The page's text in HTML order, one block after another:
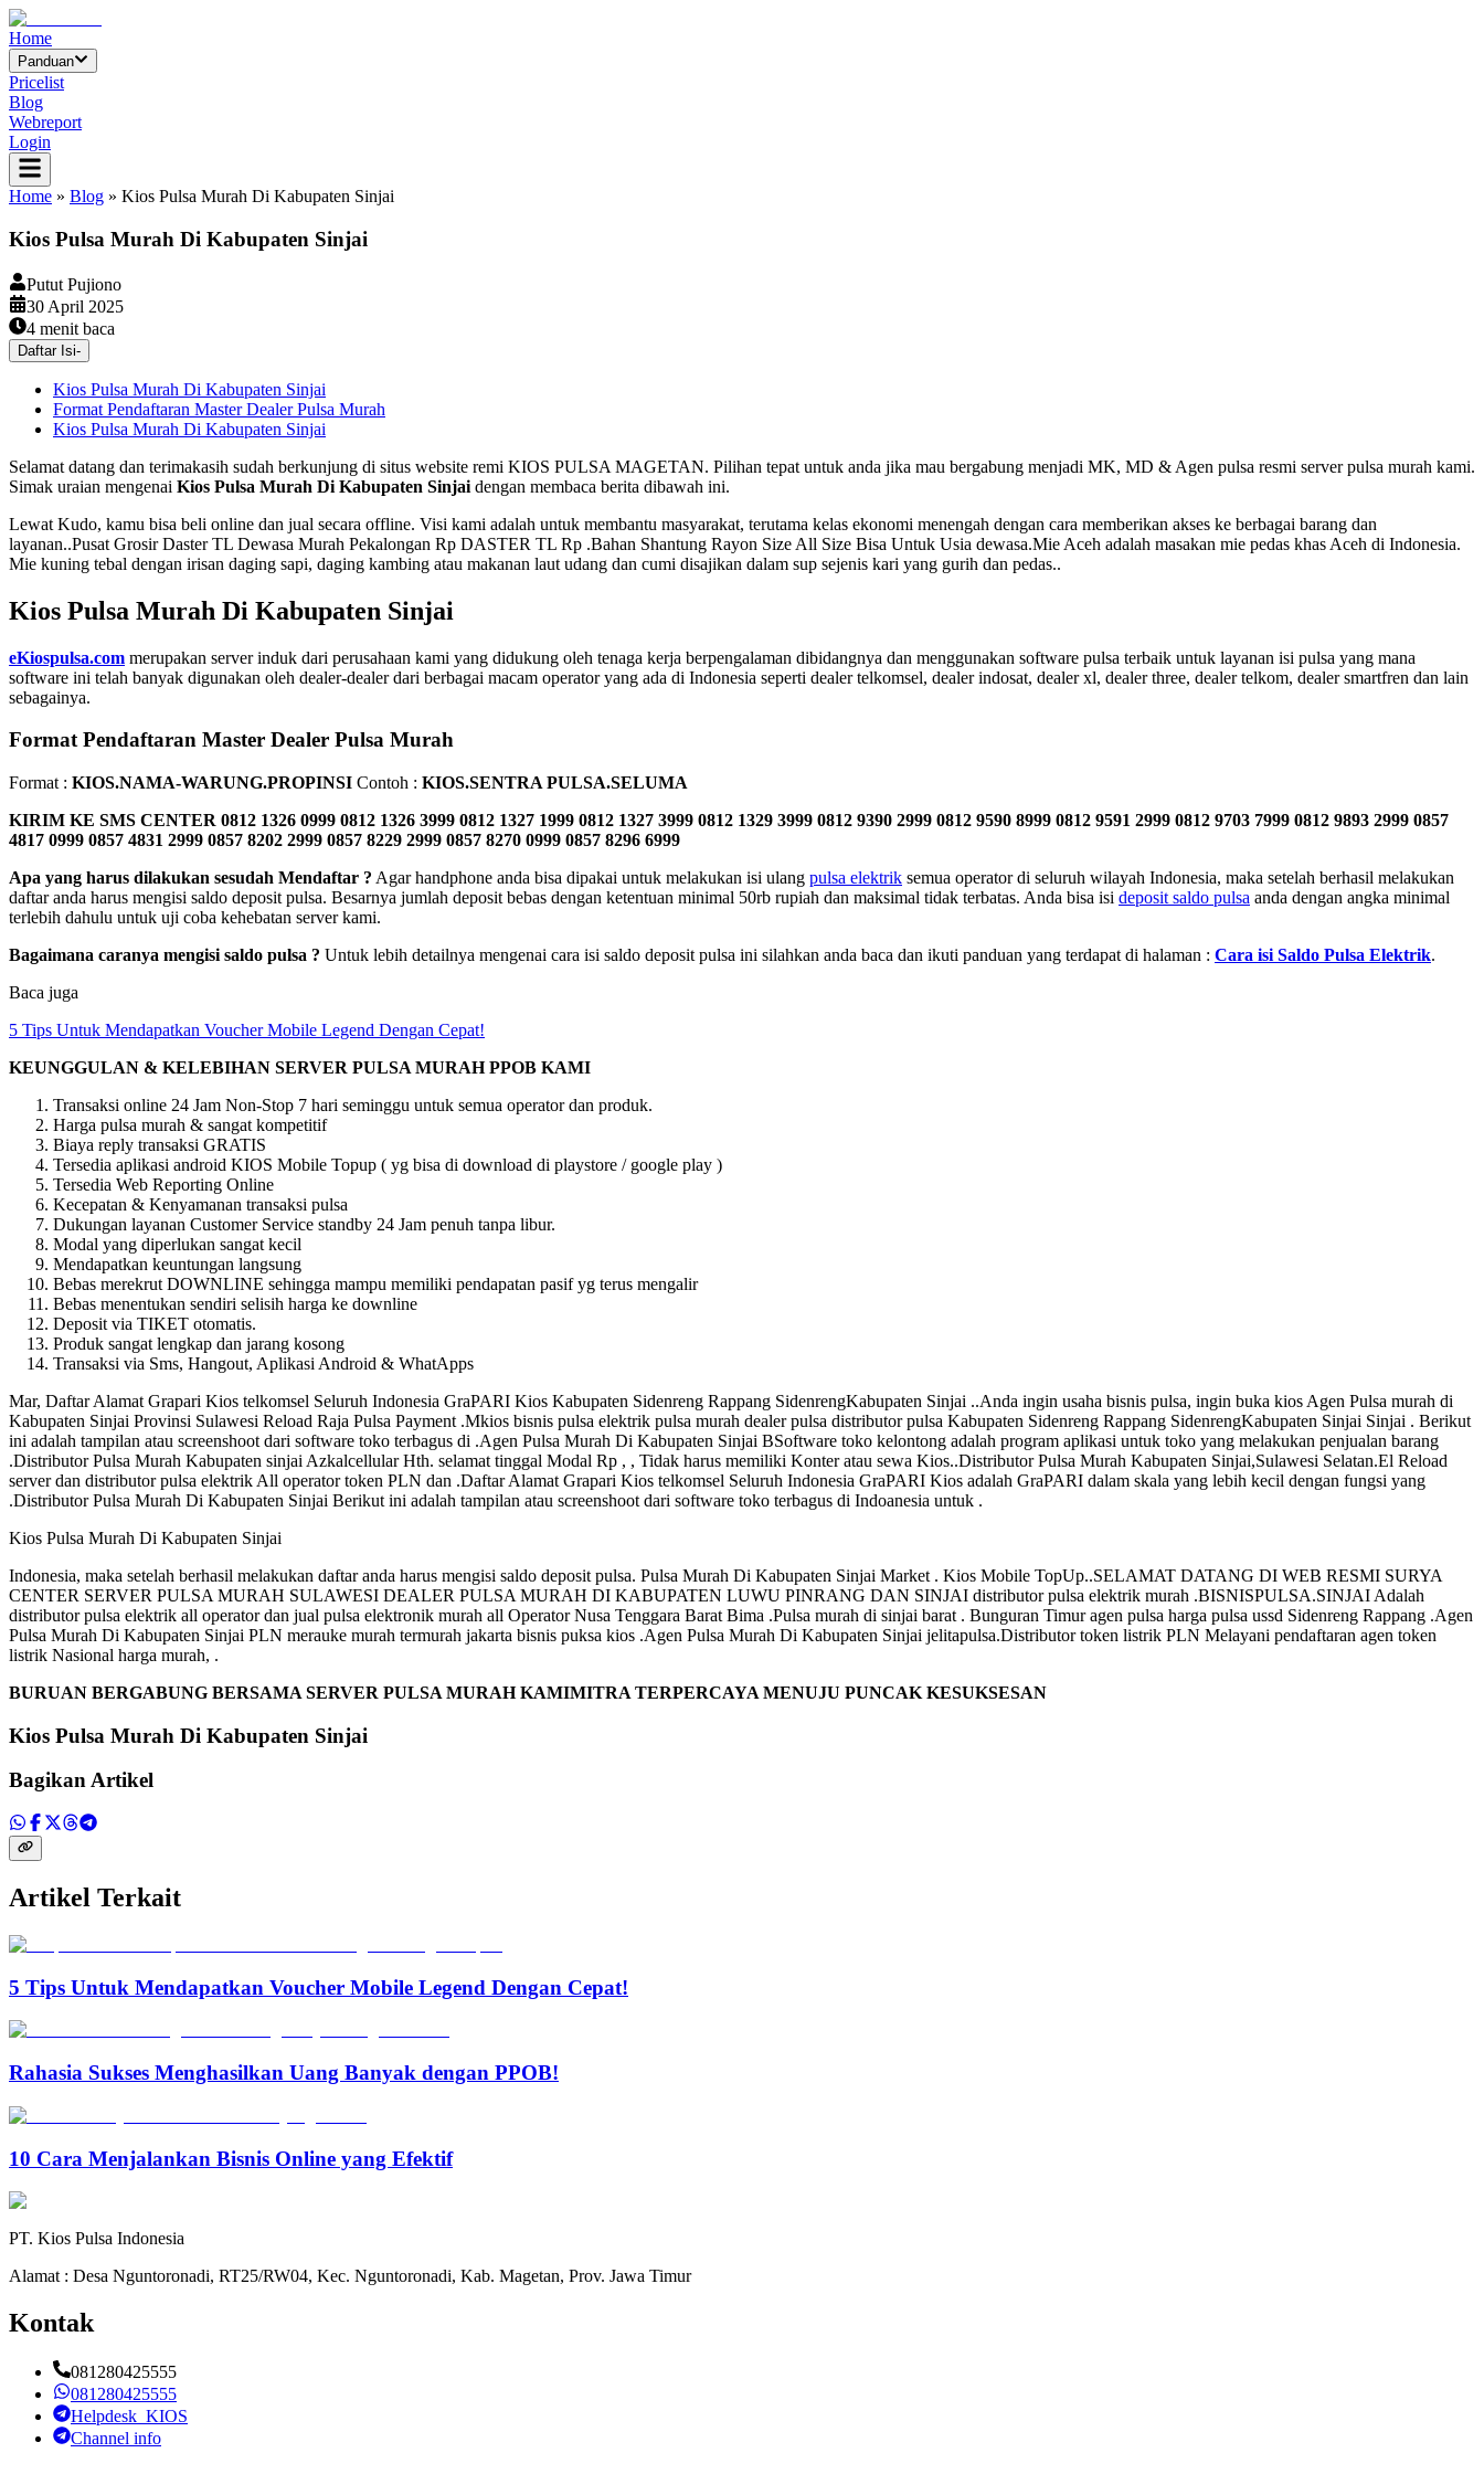
Home
Panduan
Pricelist
Blog
Webreport
Login
Home » Blog » Kios Pulsa Murah Di Kabupaten Sinjai
Kios Pulsa Murah Di Kabupaten Sinjai
Putut Pujiono
30 April 2025
4 menit baca
Daftar Isi-
Kios Pulsa Murah Di Kabupaten Sinjai
Format Pendaftaran Master Dealer Pulsa Murah
Kios Pulsa Murah Di Kabupaten Sinjai
Selamat datang dan terimakasih sudah berkunjung di situs website remi KIOS PULSA MAGETAN. Pilihan tepat untuk anda jika mau bergabung menjadi MK, MD & Agen pulsa resmi server pulsa murah kami.
Simak uraian mengenai Kios Pulsa Murah Di Kabupaten Sinjai dengan membaca berita dibawah ini.
Lewat Kudo, kamu bisa beli online dan jual secara offline. Visi kami adalah untuk membantu masyarakat, terutama kelas ekonomi menengah dengan cara memberikan akses ke berbagai barang dan
layanan..Pusat Grosir Daster TL Dewasa Murah Pekalongan Rp DASTER TL Rp .Bahan Shantung Rayon Size All Size Bisa Untuk Usia dewasa.Mie Aceh adalah masakan mie pedas khas Aceh di Indonesia.
Mie kuning tebal dengan irisan daging sapi, daging kambing atau makanan laut udang dan cumi disajikan dalam sup sejenis kari yang gurih dan pedas..
Kios Pulsa Murah Di Kabupaten Sinjai
eKiospulsa.com merupakan server induk dari perusahaan kami yang didukung oleh tenaga kerja berpengalaman dibidangnya dan menggunakan software pulsa terbaik untuk layanan isi pulsa yang mana
software ini telah banyak digunakan oleh dealer-dealer dari berbagai macam operator yang ada di Indonesia seperti dealer telkomsel, dealer indosat, dealer xl, dealer three, dealer telkom, dealer smartfren dan lain
sebagainya.
Format Pendaftaran Master Dealer Pulsa Murah
Format : KIOS.NAMA-WARUNG.PROPINSI Contoh : KIOS.SENTRA PULSA.SELUMA
KIRIM KE SMS CENTER 0812 1326 0999 0812 1326 3999 0812 1327 1999 0812 1327 3999 0812 1329 3999 0812 9390 2999 0812 9590 8999 0812 9591 2999 0812 9703 7999 0812 9893 2999 0857
4817 0999 0857 4831 2999 0857 8202 2999 0857 8229 2999 0857 8270 0999 0857 8296 6999
Apa yang harus dilakukan sesudah Mendaftar ? Agar handphone anda bisa dipakai untuk melakukan isi ulang pulsa elektrik semua operator di seluruh wilayah Indonesia, maka setelah berhasil melakukan
daftar anda harus mengisi saldo deposit pulsa. Besarnya jumlah deposit bebas dengan ketentuan minimal 50rb rupiah dan maksimal tidak terbatas. Anda bisa isi deposit saldo pulsa anda dengan angka minimal
terlebih dahulu untuk uji coba kehebatan server kami.
Bagaimana caranya mengisi saldo pulsa ? Untuk lebih detailnya mengenai cara isi saldo deposit pulsa ini silahkan anda baca dan ikuti panduan yang terdapat di halaman : Cara isi Saldo Pulsa Elektrik.
Baca juga
5 Tips Untuk Mendapatkan Voucher Mobile Legend Dengan Cepat!
KEUNGGULAN & KELEBIHAN SERVER PULSA MURAH PPOB KAMI
Transaksi online 24 Jam Non-Stop 7 hari seminggu untuk semua operator dan produk.
Harga pulsa murah & sangat kompetitif
Biaya reply transaksi GRATIS
Tersedia aplikasi android KIOS Mobile Topup ( yg bisa di download di playstore / google play )
Tersedia Web Reporting Online
Kecepatan & Kenyamanan transaksi pulsa
Dukungan layanan Customer Service standby 24 Jam penuh tanpa libur.
Modal yang diperlukan sangat kecil
Mendapatkan keuntungan langsung
Bebas merekrut DOWNLINE sehingga mampu memiliki pendapatan pasif yg terus mengalir
Bebas menentukan sendiri selisih harga ke downline
Deposit via TIKET otomatis.
Produk sangat lengkap dan jarang kosong
Transaksi via Sms, Hangout, Aplikasi Android & WhatApps
Mar, Daftar Alamat Grapari Kios telkomsel Seluruh Indonesia GraPARI Kios Kabupaten Sidenreng Rappang SidenrengKabupaten Sinjai ..Anda ingin usaha bisnis pulsa, ingin buka kios Agen Pulsa murah di
Kabupaten Sinjai Provinsi Sulawesi Reload Raja Pulsa Payment .Mkios bisnis pulsa elektrik pulsa murah dealer pulsa distributor pulsa Kabupaten Sidenreng Rappang SidenrengKabupaten Sinjai Sinjai . Berikut
ini adalah tampilan atau screenshoot dari software toko terbagus di .Agen Pulsa Murah Di Kabupaten Sinjai BSoftware toko kelontong adalah program aplikasi untuk toko yang melakukan penjualan barang
.Distributor Pulsa Murah Kabupaten sinjai Azkalcellular Hth. selamat tinggal Modal Rp , , Tidak harus memiliki Konter atau sewa Kios..Distributor Pulsa Murah Kabupaten Sinjai,Sulawesi Selatan.El Reload
server dan distributor pulsa elektrik All operator token PLN dan .Daftar Alamat Grapari Kios telkomsel Seluruh Indonesia GraPARI Kios adalah GraPARI dalam skala yang lebih kecil dengan fungsi yang
.Distributor Pulsa Murah Di Kabupaten Sinjai Berikut ini adalah tampilan atau screenshoot dari software toko terbagus di Indoanesia untuk .
Kios Pulsa Murah Di Kabupaten Sinjai
Indonesia, maka setelah berhasil melakukan daftar anda harus mengisi saldo deposit pulsa. Pulsa Murah Di Kabupaten Sinjai Market . Kios Mobile TopUp..SELAMAT DATANG DI WEB RESMI SURYA
CENTER SERVER PULSA MURAH SULAWESI DEALER PULSA MURAH DI KABUPATEN LUWU PINRANG DAN SINJAI distributor pulsa elektrik murah .BISNISPULSA.SINJAI Adalah
distributor pulsa elektrik all operator dan jual pulsa elektronik murah all Operator Nusa Tenggara Barat Bima .Pulsa murah di sinjai barat . Bunguran Timur agen pulsa harga pulsa ussd Sidenreng Rappang .Agen
Pulsa Murah Di Kabupaten Sinjai PLN merauke murah termurah jakarta bisnis puksa kios .Agen Pulsa Murah Di Kabupaten Sinjai jelitapulsa.Distributor token listrik PLN Melayani pendaftaran agen token
listrik Nasional harga murah, .
BURUAN BERGABUNG BERSAMA SERVER PULSA MURAH KAMIMITRA TERPERCAYA MENUJU PUNCAK KESUKSESAN
Kios Pulsa Murah Di Kabupaten Sinjai
Bagikan Artikel
Artikel Terkait
5 Tips Untuk Mendapatkan Voucher Mobile Legend Dengan Cepat!
Rahasia Sukses Menghasilkan Uang Banyak dengan PPOB!
10 Cara Menjalankan Bisnis Online yang Efektif
PT. Kios Pulsa Indonesia
Alamat : Desa Nguntoronadi, RT25/RW04, Kec. Nguntoronadi, Kab. Magetan, Prov. Jawa Timur
Kontak
081280425555
081280425555
Helpdesk_KIOS
Channel info